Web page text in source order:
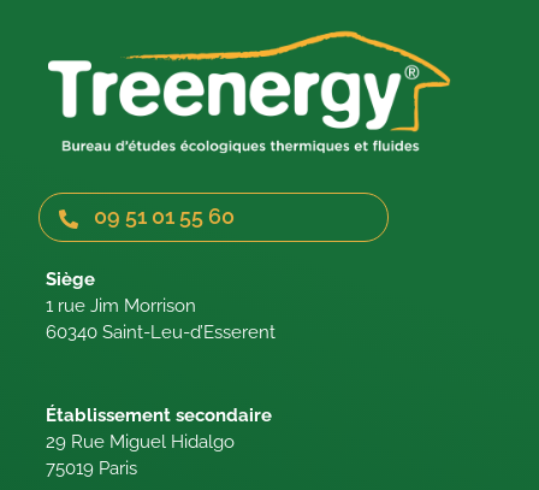
09 51 01 55 60
Siège
1 rue Jim Morrison
60340 Saint-Leu-d’Esserent
Établissement secondaire
29 Rue Miguel Hidalgo
75019 Paris